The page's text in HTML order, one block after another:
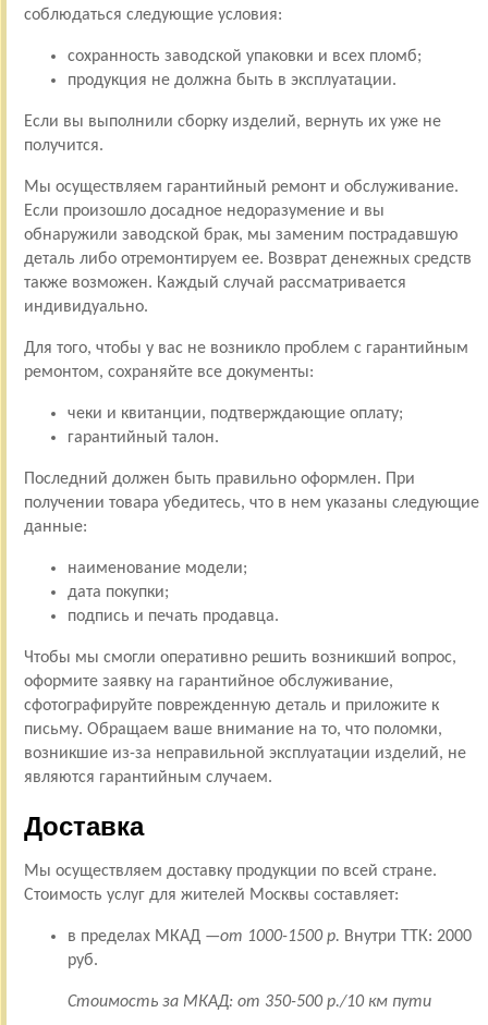
соблюдаться следующие условия:
сохранность заводской упаковки и всех пломб;
продукция не должна быть в эксплуатации.
Если вы выполнили сборку изделий, вернуть их уже не
получится.
Мы осуществляем гарантийный ремонт и обслуживание.
Если произошло досадное недоразумение и вы
обнаружили заводской брак, мы заменим пострадавшую
деталь либо отремонтируем ее. Возврат денежных средств
также возможен. Каждый случай рассматривается
индивидуально.
Для того, чтобы у вас не возникло проблем с гарантийным
ремонтом, сохраняйте все документы:
чеки и квитанции, подтверждающие оплату;
гарантийный талон.
Последний должен быть правильно оформлен. При
получении товара убедитесь, что в нем указаны следующие
данные:
наименование модели;
дата покупки;
подпись и печать продавца.
Чтобы мы смогли оперативно решить возникший вопрос,
оформите заявку на гарантийное обслуживание,
сфотографируйте поврежденную деталь и приложите к
письму. Обращаем ваше внимание на то, что поломки,
возникшие из-за неправильной эксплуатации изделий, не
являются гарантийным случаем.
Доставка
Мы осуществляем доставку продукции по всей стране.
Стоимость услуг для жителей Москвы составляет:
в пределах МКАД —от 1000-1500 р. Внутри ТТК: 2000
руб.
Стоимость за МКАД: от 350-500 р./10 км пути